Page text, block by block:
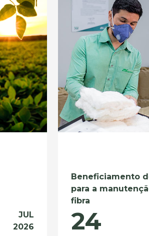
JUL
2026
Beneficiamento
para a
fibra
24